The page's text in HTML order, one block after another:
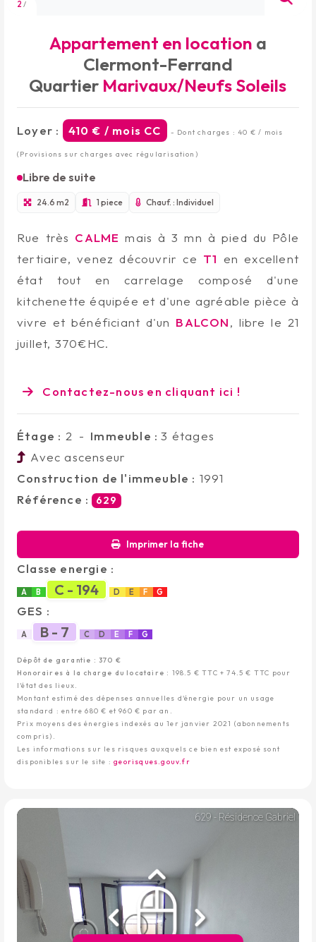
2 /
Appartement en location a
Clermont-Ferrand
Quartier Marivaux/Neufs Soleils
Loyer : 410 € / mois CC - Dont charges : 40 € / mois
(Provisions sur charges avec régularisation)
Libre de suite
24.6 m2 1 piece Chauf. : Individuel
Rue très CALME mais à 3 mn à pied du Pôle
tertiaire, venez découvrir ce T1 en excellent
état tout en carrelage composé d'une
kitchenette équipée et d'une agréable pièce à
vivre et bénéficiant d'un BALCON, libre le 21
juillet, 370€HC.
Contactez-nous en cliquant ici !
Étage : 2 - Immeuble :3 étages
Avec ascenseur
Construction de l'immeuble : 1991
Référence : 629
Imprimer la fiche
Classe energie :
A B C - 194 D E F G
GES :
A B - 7 C D E F G
Dépôt de garantie : 370 €
Honoraires à la charge du locataire : 198.5 € TTC + 74.5 € TTC pour
l'état des lieux.
Montant estimé des dépenses annuelles d'énergie pour un usage
standard : entre 680 € et 960 € par an.
Prix moyens des énergies indexés au 1er janvier 2021 (abonnements
compris).
Les informations sur les risques auxquels ce bien est exposé sont
disponibles sur le site :georisques.gouv.fr